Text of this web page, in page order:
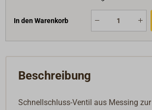
In den Warenkorb
Beschreibung
Schnellschluss-Ventil aus Messing zur